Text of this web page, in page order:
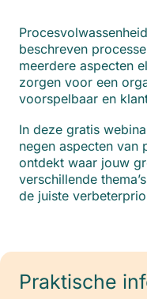
beschreven
meerdere aspecten
zorgen voor een
voorspelbaar en
In deze gratis
negen aspecten van
ontdekt waar jouw
verschillende
de juiste
Praktische